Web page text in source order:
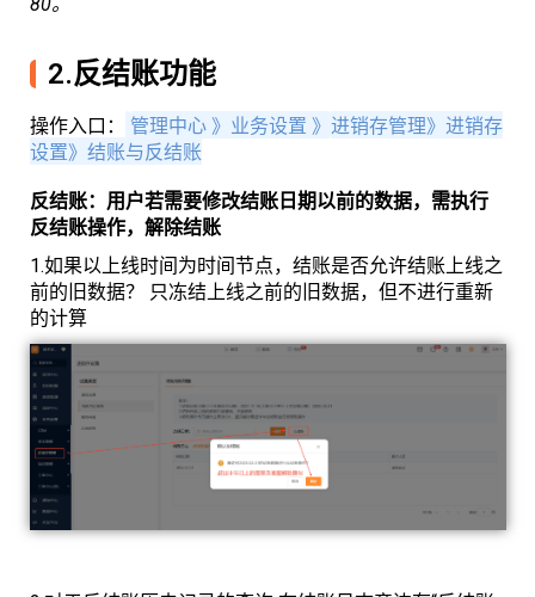
2.反结账功能
操作入口： 管理中心 》业务设置 》 进销存管理》 进销存
设置》结账与反结账
反结账：用户若需要修改结账日期以前的数据，需执行
反结账操作，解除结账
1.如果以上线时间为时间节点，结账是否允许结账上线之
前的旧数据？ 只冻结上线之前的旧数据，但不进行重新
的计算